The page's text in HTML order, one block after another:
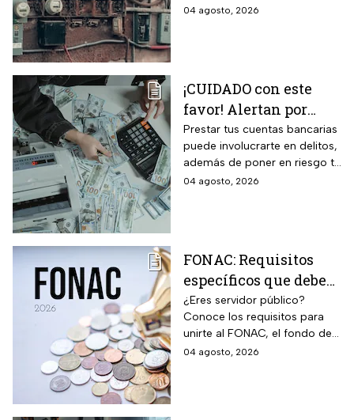
hay falla es totalmente
04 agosto, 2026
¡CUIDADO con este
favor! Alertan por
préstamo de cuentas
bancarias: razón por la
que debes decir que
Prestar tus cuentas bancarias
puede involucrarte en delitos,
además de poner en riesgo tu
patrimonio y situación legal;
04 agosto, 2026
FONAC: Requisitos
específicos que deben
cumplir los
trabajadores para
participar en él
¿Eres servidor público?
Conoce los requisitos para
unirte al FONAC, el fondo de
ahorro Capitalizable de los
04 agosto, 2026